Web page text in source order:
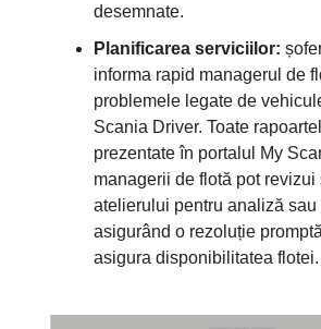
desemnate.
Planificarea serviciilor:
informa rapid managerul de
problemele legate de
Scania Driver. Toate
prezentate în portalul My
managerii de flotă pot revizui
atelierului pentru analiză sau
asigurând o rezoluție
asigura disponibilitatea flotei.